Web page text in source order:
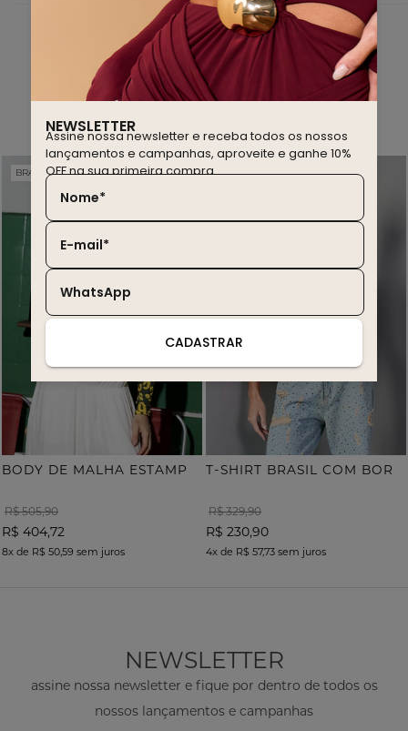
BRASIL EDITION 20% OFF
R$ 505,90
R$ 404,72
8x de R$ 50,59 sem juros
WINTER SALE 30% OFF
R$ 329,90
R$ 230,90
4x de R$ 57,73 sem juros
NEWSLETTER
assine nossa newsletter e fique por dentro de todos os
nossos lançamentos e campanhas
NEWSLETTER
Assine nossa newsletter e receba todos os nossos
lançamentos e campanhas, aproveite e ganhe 10%
OFF na sua primeira compra.
Nome*
E-mail*
WhatsApp
CADASTRAR